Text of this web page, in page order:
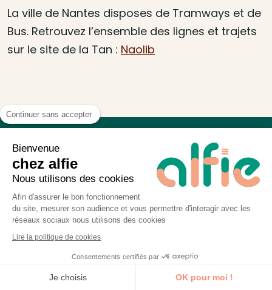
La ville de Nantes disposes de Tramways et de
Bus. Retrouvez l’ensemble des lignes et trajets
sur le site de la Tan : Naolib
Pourquoi ils aiment alfie
Nos formations vous apportent plus que de la
du moment ou encore le résultat de notre
Continuer sans accepter
Bienvenue
chez alfie
Nous utilisons des cookies
Afin d'assurer le bon fonctionnement
du site, mesurer son audience et vous permettre d'interagir avec les
réseaux sociaux nous utilisons des cookies
Lire la politique de cookies
Consentements certifiés par
Je choisis OK pour moi !